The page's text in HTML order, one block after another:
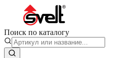
Поиск по каталогу